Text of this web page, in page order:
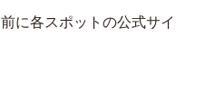
に各スポットの公式サイ